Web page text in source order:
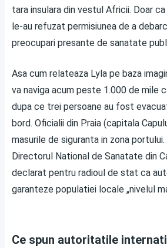
tara insulara din vestul Africii. Doar
le-au refuzat permisiunea de a
preocupari presante de sanatate
Asa cum relateaza Lyla pe baza
va naviga acum peste 1.000 de mile
dupa ce trei persoane au fost
bord. Oficialii din Praia (capitala
masurile de siguranta in zona portului.
Directorul National de Sanatate din
declarat pentru radioul de stat ca
garanteze populatiei locale „nivelul
Ce spun autoritatile